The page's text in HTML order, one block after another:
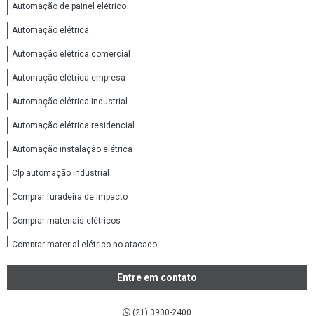
Automação de painel elétrico
Automação elétrica
Automação elétrica comercial
Automação elétrica empresa
Automação elétrica industrial
Automação elétrica residencial
Automação instalação elétrica
Clp automação industrial
Comprar furadeira de impacto
Comprar materiais elétricos
Comprar material elétrico no atacado
Comprar tubos e conexões ppr
Entre em contato
(21) 3900-2400